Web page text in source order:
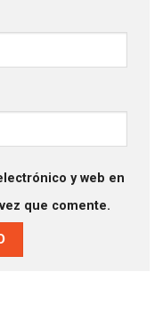
y web en
que comente.